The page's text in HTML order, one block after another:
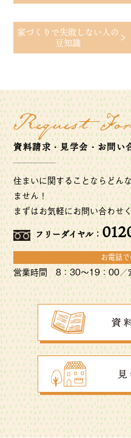
家づくりで失敗しない人の
豆知識
Request
資料請求・見学会・お問い
住まいに関することならどん
ません！
まずはお気軽にお問い合わせ
フリーダイヤル：
お電話
営業時間 8：30〜19：00／